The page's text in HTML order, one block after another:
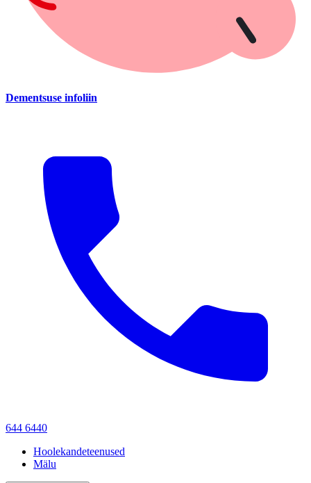
Dementsuse infoliin
644 6440
Hoolekandeteenused
Mälu